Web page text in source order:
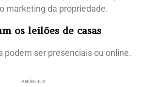
marketing da propriedade.
os leilões de casas
podem ser presenciais ou online.
ANÚNCIOS